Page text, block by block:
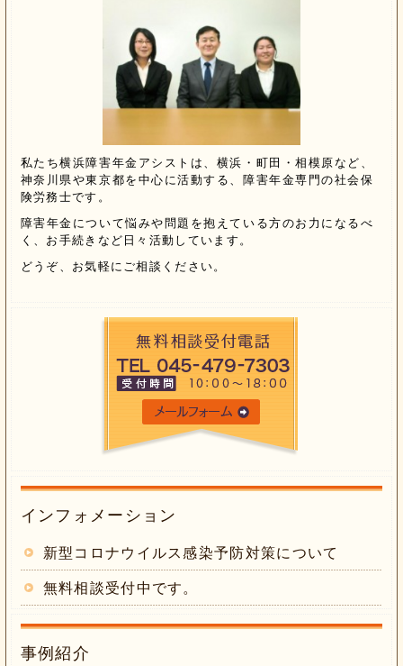
私たち横浜障害年金アシストは、横浜・町田・相模原など、
神奈川県や東京都を中心に活動する、障害年金専門の社会保
険労務士です。
障害年金について悩みや問題を抱えている方のお力になるべ
く、お手続きなど日々活動しています。
どうぞ、お気軽にご相談ください。
インフォメーション
新型コロナウイルス感染予防対策について
無料相談受付中です。
事例紹介